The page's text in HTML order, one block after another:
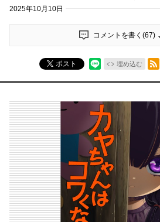
2025年10月10日
コメントを書く(67)
ポスト 埋め込む
RSSフィード